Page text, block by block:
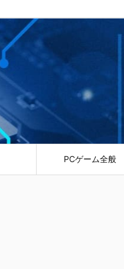
PCゲーム全般